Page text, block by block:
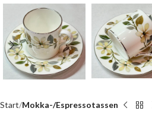
Start Mokka-/Espressotassen